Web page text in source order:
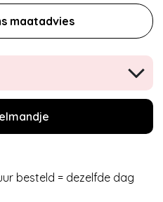
maatadvies
besteld = dezelfde dag